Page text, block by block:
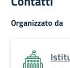
Organizzato da